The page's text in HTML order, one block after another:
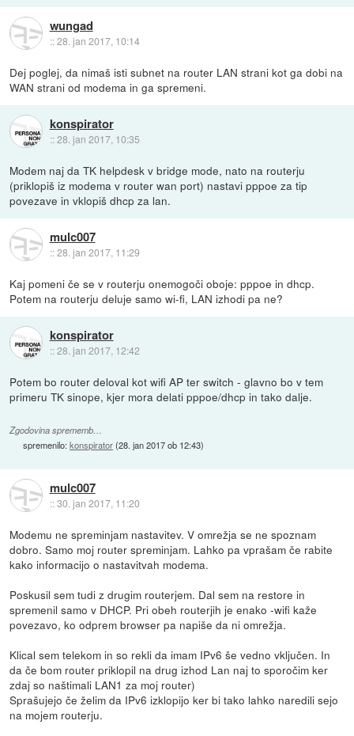
wungad
::28. jan 2017, 10:14
Dej poglej, da nimaš isti subnet na router LAN strani kot ga dobi na
WAN strani od modema in ga spremeni.
konspirator
::28. jan 2017, 10:35
Modem naj da TK helpdesk v bridge mode, nato na routerju
(priklopiš iz modema v router wan port) nastavi pppoe za tip
povezave in vklopiš dhcp za lan.
mulc007
::28. jan 2017, 11:29
Kaj pomeni če se v routerju onemogoči oboje: pppoe in dhcp.
Potem na routerju deluje samo wi-fi, LAN izhodi pa ne?
konspirator
::28. jan 2017, 12:42
Potem bo router deloval kot wifi AP ter switch - glavno bo v tem
primeru TK sinope, kjer mora delati pppoe/dhcp in tako dalje.
Zgodovina sprememb…
spremenilo:konspirator(28. jan 2017 ob 12:43)
mulc007
::30. jan 2017, 11:20
Modemu ne spreminjam nastavitev. V omrežja se ne spoznam
dobro. Samo moj router spreminjam. Lahko pa vprašam če rabite
kako informacijo o nastavitvah modema.
Poskusil sem tudi z drugim routerjem. Dal sem na restore in
spremenil samo v DHCP. Pri obeh routerjih je enako -wifi kaže
povezavo, ko odprem browser pa napiše da ni omrežja.
Klical sem telekom in so rekli da imam IPv6 še vedno vključen. In
da če bom router priklopil na drug izhod Lan naj to sporočim ker
zdaj so naštimali LAN1 za moj router)
Sprašujejo če želim da IPv6 izklopijo ker bi tako lahko naredili sejo
na mojem routerju.